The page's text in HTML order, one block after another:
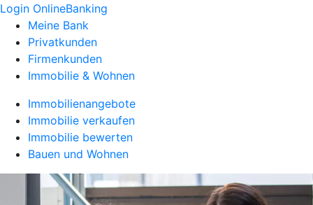
Login OnlineBanking
Meine Bank
Privatkunden
Firmenkunden
Immobilie & Wohnen
Immobilienangebote
Immobilie verkaufen
Immobilie bewerten
Bauen und Wohnen